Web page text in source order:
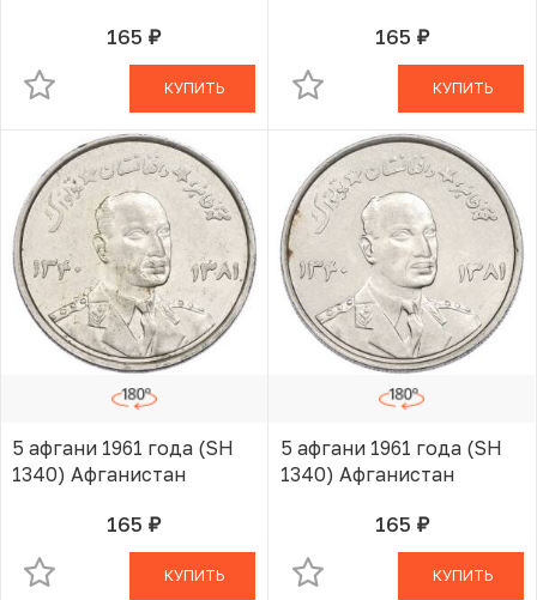
165 руб.В КОРЗИНЕ
КУПИТЬ
165 руб.В КОРЗИНЕ
КУПИТЬ
5 афгани 1961 года (SH
1340) Афганистан
165 руб.В КОРЗИНЕ
КУПИТЬ
5 афгани 1961 года (SH
1340) Афганистан
165 руб.В КОРЗИНЕ
КУПИТЬ